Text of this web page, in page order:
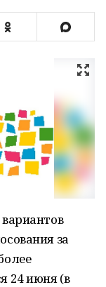
за
24 июня (в